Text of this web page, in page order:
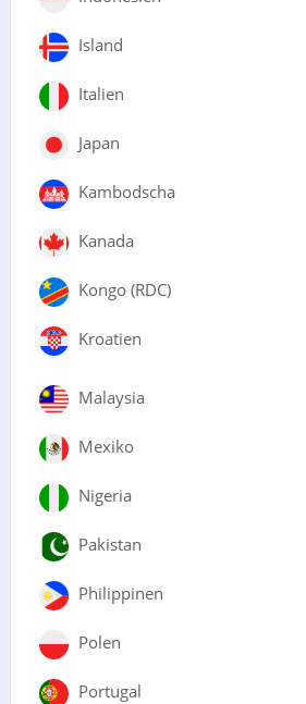
Island
Italien
Japan
Kambodscha
Kanada
Kongo (RDC)
Kroatien
Malaysia
Mexiko
Nigeria
Pakistan
Philippinen
Polen
Portugal